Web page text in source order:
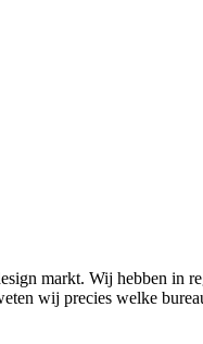
markt. Wij hebben in
wij precies welke